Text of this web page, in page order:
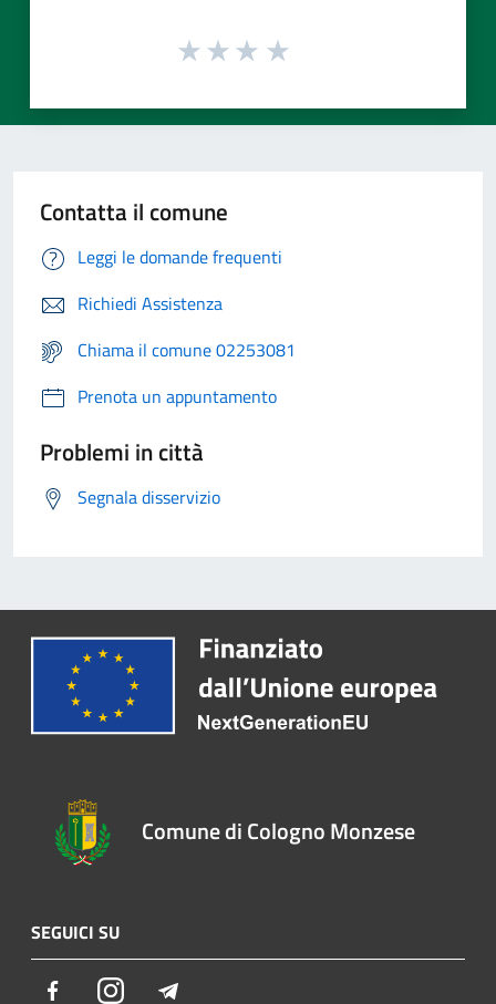
Contatta il comune
Leggi le domande frequenti
Richiedi Assistenza
Chiama il comune 02253081
Prenota un appuntamento
Problemi in città
Segnala disservizio
Comune di Cologno Monzese
SEGUICI SU
FacebookInstagram